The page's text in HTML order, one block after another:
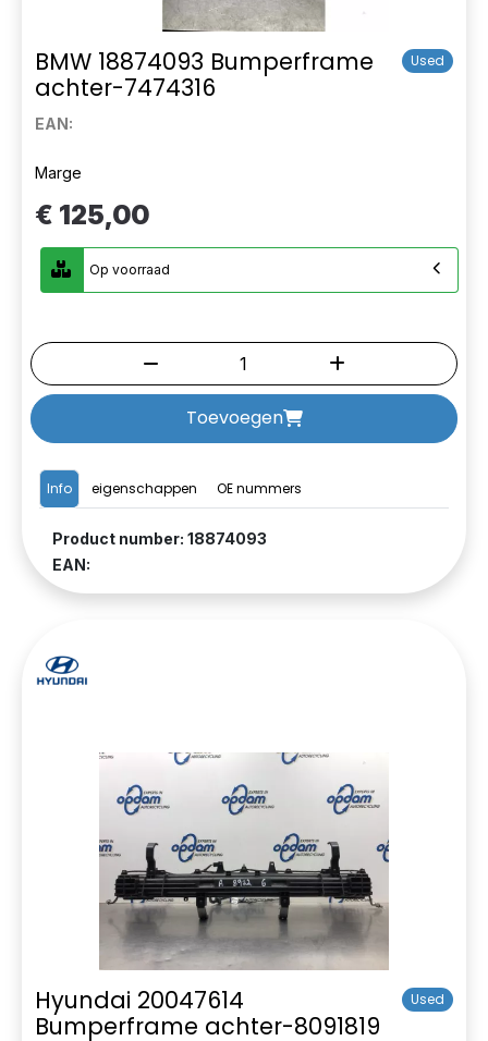
BMW 18874093 Bumperframe
achter-7474316
Used
EAN:
Info eigenschappen OE nummers
Product number: 18874093
EAN:
Marge
€ 125,00
Op voorraad
Toevoegen
Hyundai 20047614
Bumperframe achter-8091819
Used